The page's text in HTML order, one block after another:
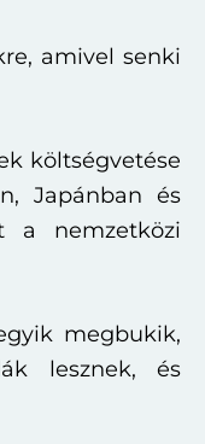
amivel senki
költségvetése
Japánban és
a nemzetközi
megbukik,
lesznek, és